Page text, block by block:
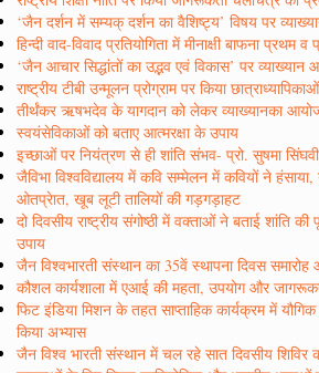
‘जैन दर्शन में सम्यक् दर्शन का वैशिष्ट्य’ विषय पर
हिन्दी वाद-विवाद प्रतियोगिता में मीनाक्षी बाफना प्रथम व
‘जैन आचार सिद्धांतों का उद्भव एवं विकास’ पर व्याख्यान
राष्ट्रीय टीबी उन्मूलन प्रोग्राम पर किया
तीर्थंकर ऋषभदेव के यागदान को लेकर व्याख्यानका
स्वयंसेविकाओं को बताए आत्मरक्षा के उपाय
इच्छाओं पर नियंत्रण से ही शांति संभव- प्रो. सुषमा
जैविभा विश्वविद्यालय में कवि सम्मेलन में कवियों ने हंसाया,
ओतप्रेात, खूब लूटी तालियों की गड़गड़ाहट
दो दिवसीय राष्ट्रीय संगोष्ठी में वक्ताओं ने बताई शांति की
उपाय
जैन विश्वभारती संस्थान का 35वें स्थापना दिवस
कौशल कार्यशाला में एआई की महता, उपयोग और
फिट इंडिया मिशन के तहत साप्ताहिक कार्यक्रम में यौगिक
किया अभ्यास
जैन विश्व भारती संस्थान में चल रहे सात दिवसीय शिविर